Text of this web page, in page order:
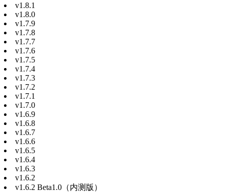
v1.8.1
v1.8.0
v1.7.9
v1.7.8
v1.7.7
v1.7.6
v1.7.5
v1.7.4
v1.7.3
v1.7.2
v1.7.1
v1.7.0
v1.6.9
v1.6.8
v1.6.7
v1.6.6
v1.6.5
v1.6.4
v1.6.3
v1.6.2
v1.6.2 Beta1.0（内测版）